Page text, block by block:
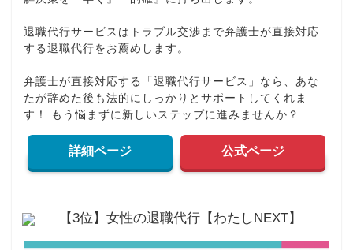
退職代行サービスはトラブル交渉まで弁護士が直接対応
する退職代行をお薦めします。
弁護士が直接対応する「退職代行サービス」なら、あな
たが辞めた後も法的にしっかりとサポートしてくれま
す！ もう悩まずに新しいステップに進みませんか？
詳細ページ 公式ページ
【3位】女性の退職代行【わたしNEXT】